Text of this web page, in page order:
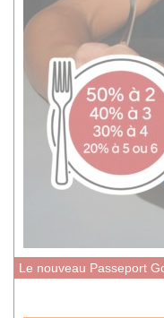
Le nouveau Passeport